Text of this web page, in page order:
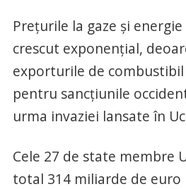
Preţurile la gaze şi
crescut exponenţial,
exporturile de
pentru sancţiunile
urma invaziei lansate în
Cele 27 de state membre
total 314 miliarde de